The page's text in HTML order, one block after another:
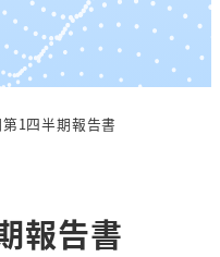
1四半期報告書
報告書